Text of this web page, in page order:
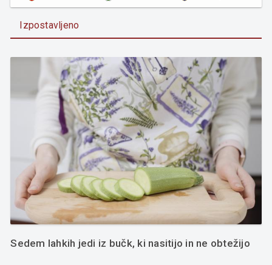
Izpostavljeno
Sedem lahkih jedi iz bučk, ki nasitijo in ne obtežijo